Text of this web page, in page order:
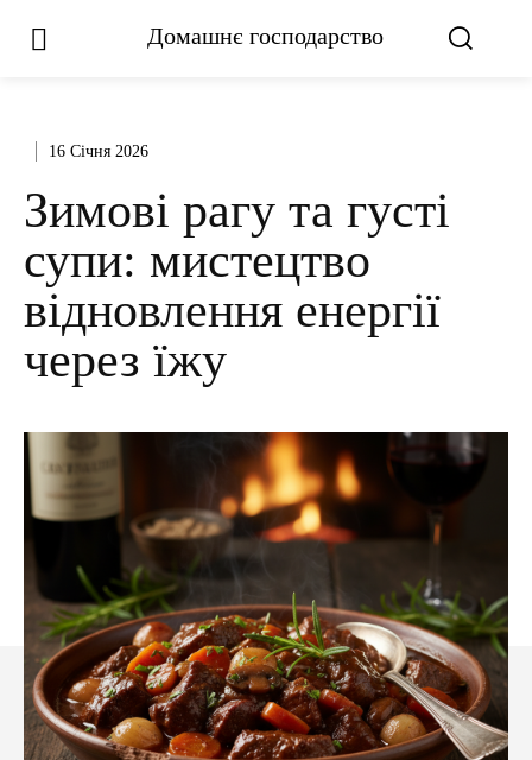
Домашнє господарство
16 Січня 2026
Зимові рагу та густі
супи: мистецтво
відновлення енергії
через їжу